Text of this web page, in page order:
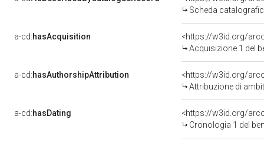
Scheda
a-cd:hasAcquisition
<https://w3id.org/
Acquisizione 1 del
a-cd:hasAuthorshipAttribution
<https://w3id.org/
Attribuzione di
a-cd:hasDating
<https://w3id.org/
Cronologia 1 del